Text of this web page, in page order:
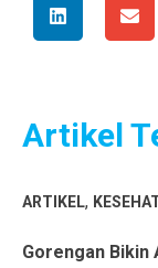
Artikel
ARTIKEL,
Gorengan Bikin